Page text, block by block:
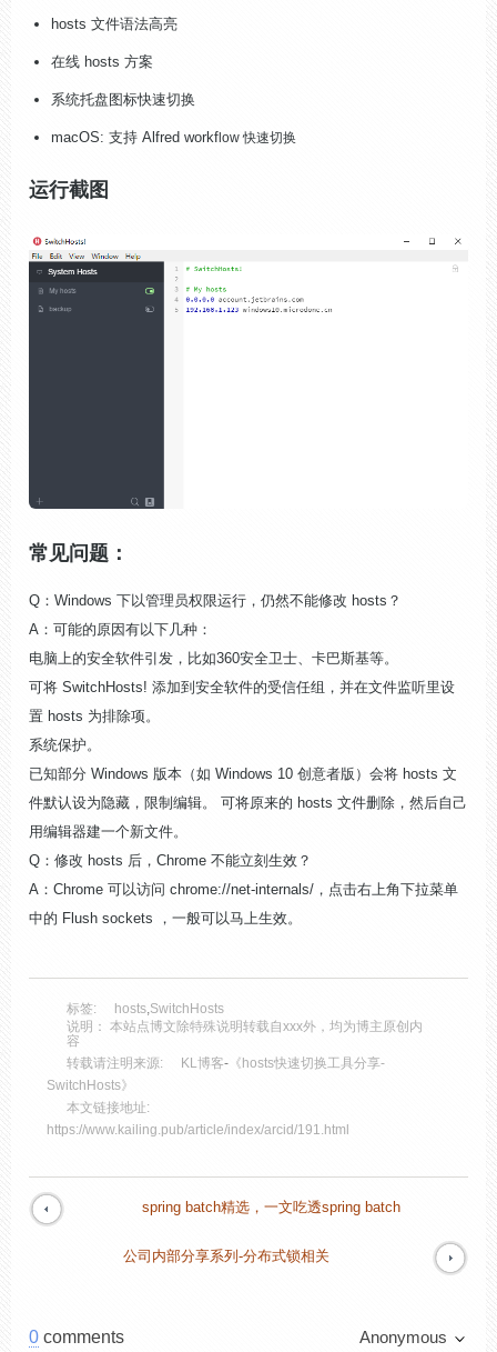
hosts 文件语法高亮
在线 hosts 方案
系统托盘图标快速切换
macOS: 支持 Alfred workf low 快速切换
运行截图
常见问题：
Q：Windows 下以管理员权限运行，仍然不能修改 hosts？
A：可能的原因有以下几种：
电脑上的安全软件引发，比如360安全卫士、卡巴斯基等。
可将 SwitchHosts! 添加到安全软件的受信任组，并在文件监听里设
置 hosts 为排除项。
系统保护。
已知部分 Windows 版本（如 Windows 10 创意者版）会将 hosts 文
件默认设为隐藏，限制编辑。 可将原来的 hosts 文件删除，然后自己
用编辑器建一个新文件。
Q：修改 hosts 后，Chrome 不能立刻生效？
A：Chrome 可以访问 chrome://net-internals/，点击右上角下拉菜单
中的 Flush sockets ，一般可以马上生效。
标签: hosts,SwitchHosts
说明： 本站点博文除特殊说明转载自xxx外，均为博主原创内
容
转载请注明来源:
KL博客- 《hosts快速切换工具分享-
SwitchHosts》
本文链接地址:
https://www.kailing.pub/article/index/arcid/191.html
spring batch精选，一文吃透spring batch
公司内部分享系列-分布式锁相关
0 comments Anonymous